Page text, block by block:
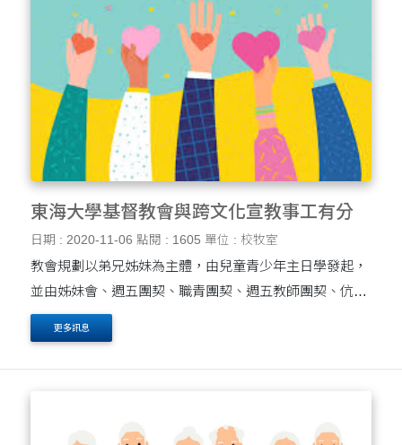
東海大學基督教會與跨文化宣教事工有分
日期 : 2020-11-06 點閱 : 1605 單位 : 校牧室
教會規劃以弟兄姊妹為主體，由兒童青少年主日學發起，
並由姊妹會、週五團契、職青團契、週五教師團契、伉儷
團契、羅芳華老師等團隊共同推動，對 Radius Asia 宣教
訓練中心奉獻，邀請教會弟兄姊妹一起來參與並支持跨文
化....
更多訊息